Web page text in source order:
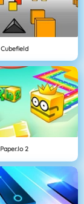
Cubefield
Paper.io 2